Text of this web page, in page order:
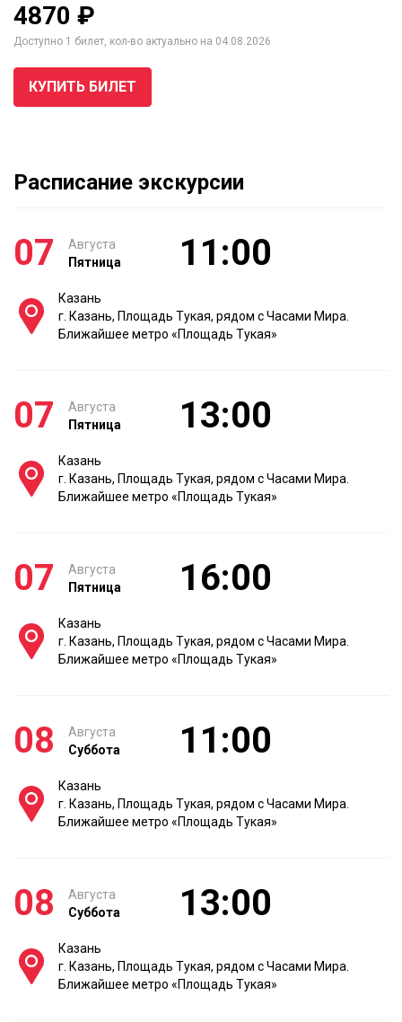
4870 ₽
Доступно 1 билет, кол-во актуально на 04.08.2026
КУПИТЬ БИЛЕТ
Расписание экскурсии
07
Августа
Пятница
11:00
Казань
г. Казань, Площадь Тукая, рядом с Часами Мира.
Ближайшее метро «Площадь Тукая»
07
Августа
Пятница
13:00
Казань
г. Казань, Площадь Тукая, рядом с Часами Мира.
Ближайшее метро «Площадь Тукая»
07
Августа
Пятница
16:00
Казань
г. Казань, Площадь Тукая, рядом с Часами Мира.
Ближайшее метро «Площадь Тукая»
08
Августа
Суббота
11:00
Казань
г. Казань, Площадь Тукая, рядом с Часами Мира.
Ближайшее метро «Площадь Тукая»
08
Августа
Суббота
13:00
Казань
г. Казань, Площадь Тукая, рядом с Часами Мира.
Ближайшее метро «Площадь Тукая»